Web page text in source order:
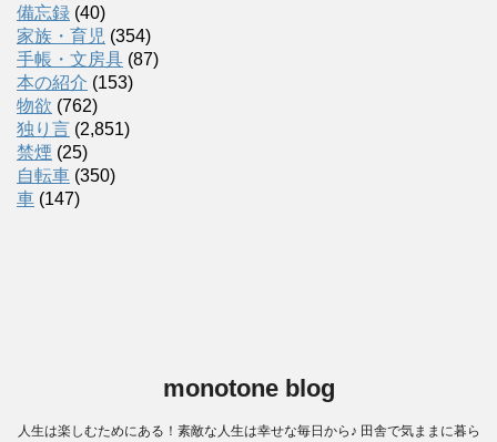
備忘録 (40)
家族・育児 (354)
手帳・文房具 (87)
本の紹介 (153)
物欲 (762)
独り言 (2,851)
禁煙 (25)
自転車 (350)
車 (147)
monotone blog
人生は楽しむためにある！素敵な人生は幸せな毎日から♪ 田舎で気ままに暮ら